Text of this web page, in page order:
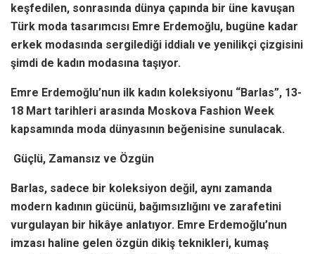
keşfedilen, sonrasında dünya çapında bir üne kavuşan
Türk moda tasarımcısı Emre Erdemoğlu, bugüne kadar
erkek modasında sergilediği iddialı ve yenilikçi çizgisini
şimdi de kadın modasına taşıyor.
Emre Erdemoğlu’nun ilk kadın koleksiyonu “Barlas”, 13-
18 Mart tarihleri arasında Moskova Fashion Week
kapsamında moda dünyasının beğenisine sunulacak.
Güçlü, Zamansız ve Özgün
Barlas, sadece bir koleksiyon değil, aynı zamanda
modern kadının gücünü, bağımsızlığını ve zarafetini
vurgulayan bir hikâye anlatıyor. Emre Erdemoğlu’nun
imzası haline gelen özgün dikiş teknikleri, kumaş